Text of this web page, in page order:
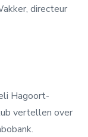
directeur
Hagoort-
vertellen over